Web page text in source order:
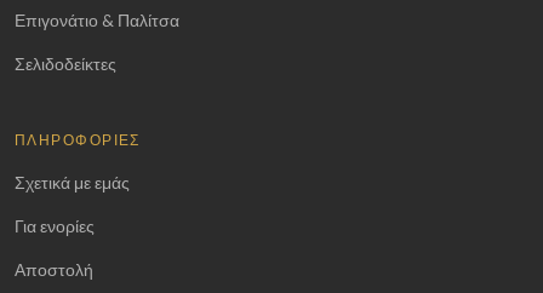
Επιγονάτιο & Παλίτσα
Σελιδοδείκτες
ΠΛΗΡΟΦΟΡΊΕΣ
Σχετικά με εμάς
Για ενορίες
Αποστολή